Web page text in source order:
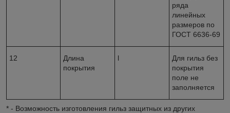
ряда
линейных
размеров по
ГОСТ 6636-69
1 2
Длина
покрытия
l
Для гильз без
покрытия
поле не
заполняется
* - Возможность изготовления гильз защитных из других